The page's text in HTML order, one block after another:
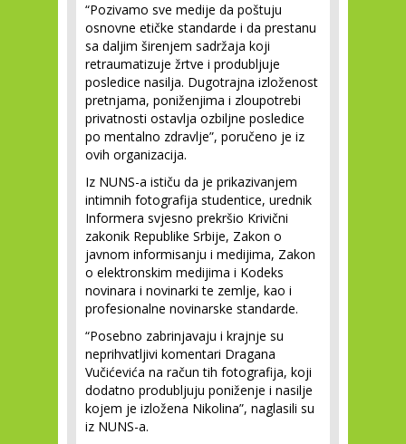
“Pozivamo sve medije da poštuju
osnovne etičke standarde i da prestanu
sa daljim širenjem sadržaja koji
retraumatizuje žrtve i produbljuje
posledice nasilja. Dugotrajna izloženost
pretnjama, poniženjima i zloupotrebi
privatnosti ostavlja ozbiljne posledice
po mentalno zdravlje”, poručeno je iz
ovih organizacija.
Iz NUNS-a ističu da je prikazivanjem
intimnih fotografija studentice, urednik
Informera svjesno prekršio Krivični
zakonik Republike Srbije, Zakon o
javnom informisanju i medijima, Zakon
o elektronskim medijima i Kodeks
novinara i novinarki te zemlje, kao i
profesionalne novinarske standarde.
“Posebno zabrinjavaju i krajnje su
neprihvatljivi komentari Dragana
Vučićevića na račun tih fotografija, koji
dodatno produbljuju poniženje i nasilje
kojem je izložena Nikolina”, naglasili su
iz NUNS-a.